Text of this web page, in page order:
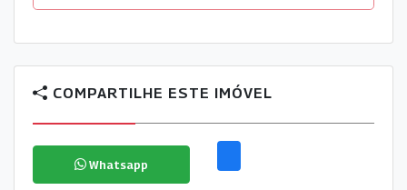
COMPARTILHE ESTE IMÓVEL
Whatsapp